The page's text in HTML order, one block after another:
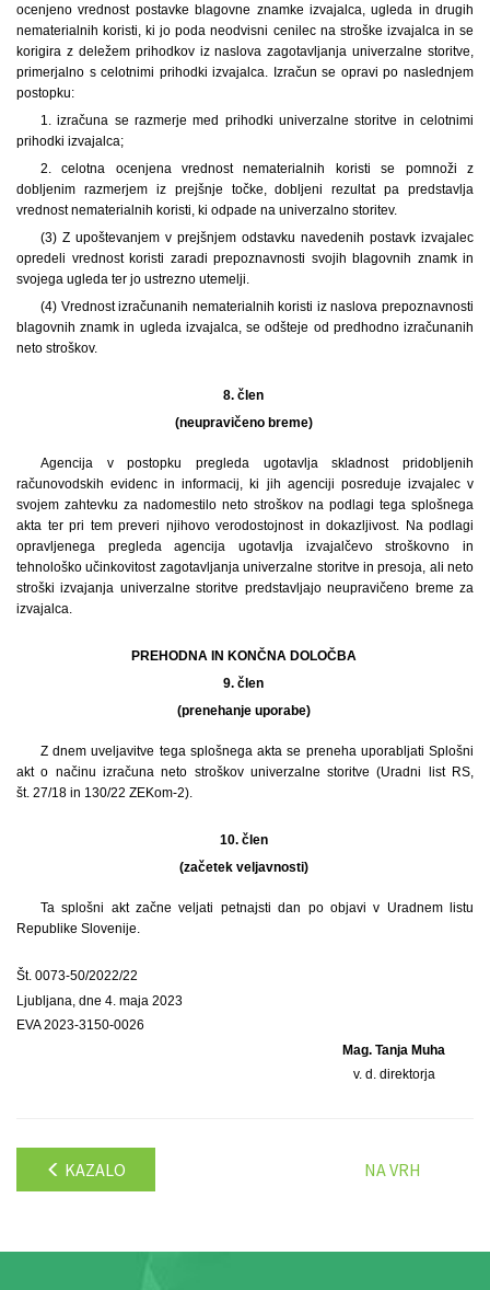
ocenjeno vrednost postavke blagovne znamke izvajalca, ugleda in drugih
nematerialnih koristi, ki jo poda neodvisni cenilec na stroške izvajalca in se
korigira z deležem prihodkov iz naslova zagotavljanja univerzalne storitve,
primerjalno s celotnimi prihodki izvajalca. Izračun se opravi po naslednjem
postopku:
1. izračuna se razmerje med prihodki univerzalne storitve in celotnimi
prihodki izvajalca;
2. celotna ocenjena vrednost nematerialnih koristi se pomnoži z
dobljenim razmerjem iz prejšnje točke, dobljeni rezultat pa predstavlja
vrednost nematerialnih koristi, ki odpade na univerzalno storitev.
(3) Z upoštevanjem v prejšnjem odstavku navedenih postavk izvajalec
opredeli vrednost koristi zaradi prepoznavnosti svojih blagovnih znamk in
svojega ugleda ter jo ustrezno utemelji.
(4) Vrednost izračunanih nematerialnih koristi iz naslova prepoznavnosti
blagovnih znamk in ugleda izvajalca, se odšteje od predhodno izračunanih
neto stroškov.
8. člen
(neupravičeno breme)
Agencija v postopku pregleda ugotavlja skladnost pridobljenih
računovodskih evidenc in informacij, ki jih agenciji posreduje izvajalec v
svojem zahtevku za nadomestilo neto stroškov na podlagi tega splošnega
akta ter pri tem preveri njihovo verodostojnost in dokazljivost. Na podlagi
opravljenega pregleda agencija ugotavlja izvajalčevo stroškovno in
tehnološko učinkovitost zagotavljanja univerzalne storitve in presoja, ali neto
stroški izvajanja univerzalne storitve predstavljajo neupravičeno breme za
izvajalca.
PREHODNA IN KONČNA DOLOČBA
9. člen
(prenehanje uporabe)
Z dnem uveljavitve tega splošnega akta se preneha uporabljati Splošni
akt o načinu izračuna neto stroškov univerzalne storitve (Uradni list RS,
št. 27/18 in 130/22 ZEKom-2).
10. člen
(začetek veljavnosti)
Ta splošni akt začne veljati petnajsti dan po objavi v Uradnem listu
Republike Slovenije.
Št. 0073-50/2022/22
Ljubljana, dne 4. maja 2023
EVA 2023-3150-0026
Mag. Tanja Muha
v. d. direktorja
KAZALO NA VRH